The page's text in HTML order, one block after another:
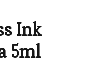
Ink
5ml